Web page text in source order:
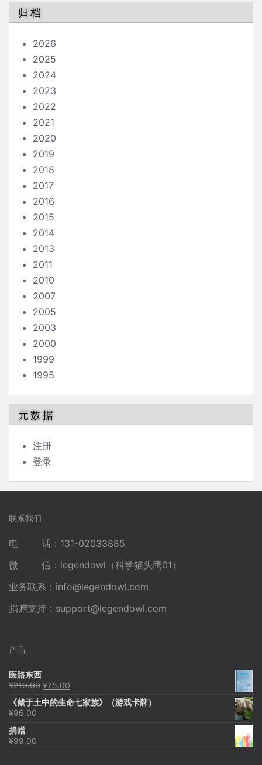
归档
2026
2025
2024
2023
2022
2021
2020
2019
2018
2017
2016
2015
2014
2013
2011
2010
2007
2005
2003
2000
1999
1995
元数据
注册
登录
联系我们
电 话：131-02033885
微 信：legendowl（科学猫头鹰01）
业务联系： info@legendowl.com
捐赠支持： support@legendowl.com
产品
医路东西
¥210.00 原
为：
¥75.00
价
《藏于土中的生命七家族》（游戏卡牌）
¥96.00
捐赠
¥99.00